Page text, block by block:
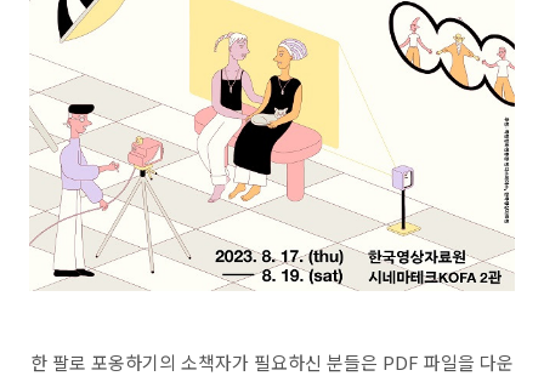
한 팔로 포옹하기의 소책자가 필요하신 분들은 PDF 파일을 다운